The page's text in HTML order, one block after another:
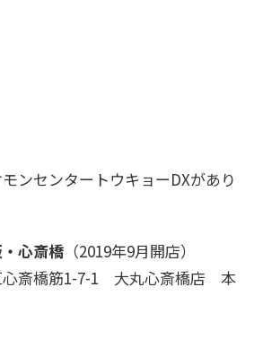
ンセンタートウキョーDXがあり
心斎橋 （2019年9月開店）
心斎橋筋1-7-1 大丸心斎橋店 本